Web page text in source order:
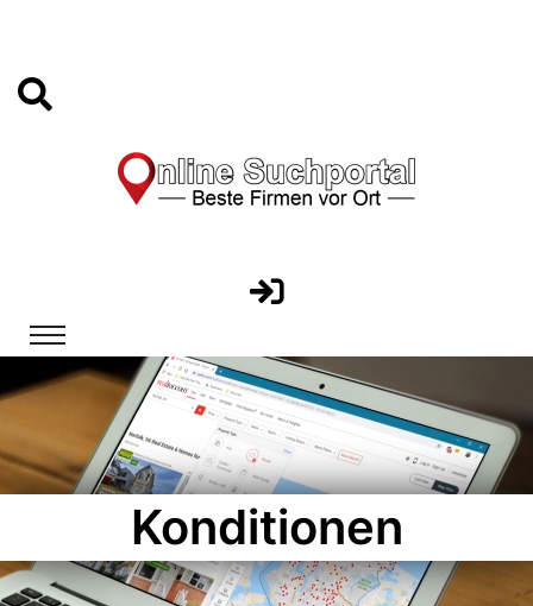
Konditionen